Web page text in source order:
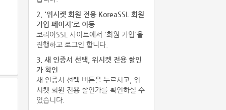
2. '위시켓 회원 전용 KoreaSSL 회원
가입 페이지'로 이동
코리아SSL 사이트에서 '회원 가입'을
진행하고 로그인 합니다.
3. 새 인증서 선택, 위시켓 전용 할인
가 확인
새 인증서 선택 버튼을 누르시고, 위
시켓 회원 전용 할인가를 확인하실 수
있습니다.